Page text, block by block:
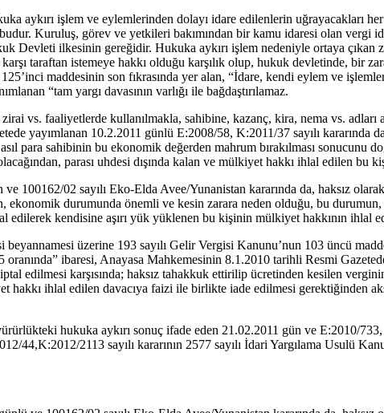
aykırı işlem ve eylemlerinden dolayı idare edilenlerin uğrayacakları
Kuruluş, görev ve yetkileri bakımından bir kamu idaresi olan vergi
Devleti ilkesinin gereğidir. Hukuka aykırı işlem nedeniyle ortaya
taraftan istemeye hakkı olduğu karşılık olup, hukuk devletinde, bir
maddesinin son fıkrasında yer alan, “İdare, kendi eylem ve
“tam yargı davasının varlığı ile bağdaştırılamaz.
vs. faaliyetlerde kullanılmakla, sahibine, kazanç, kira, nema vs.
yayımlanan 10.2.2011 günlü E:2008/58, K:2011/37 sayılı kararında
para sahibinin bu ekonomik değerden mahrum bırakılması sonucunu
parası uhdesi dışında kalan ve mülkiyet hakkı ihlal edilen bu
100162/02 sayılı Eko-Elda Avee/Yunanistan kararında da, haksız
ekonomik durumunda önemli ve kesin zarara neden olduğu, bu
edilerek kendisine aşırı yük yüklenen bu kişinin mülkiyet hakkının
üzerine 193 sayılı Gelir Vergisi Kanunu’nun 103 üncü
ibaresi, Anayasa Mahkemesinin 8.1.2010 tarihli Resmi
edilmesi karşısında; haksız tahakkuk ettirilip ücretinden kesilen
hakkı ihlal edilen davacıya faizi ile birlikte iade edilmesi gerektiğinden
hukuka aykırı sonuç ifade eden 21.02.2011 gün ve E:2010/
2113 sayılı kararının 2577 sayılı İdari Yargılama Usulü